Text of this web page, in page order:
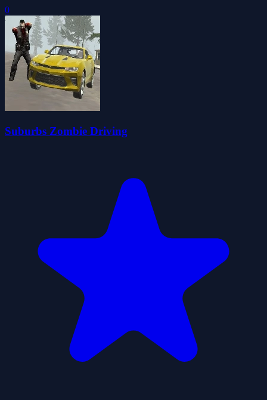
0
Suburbs Zombie Driving